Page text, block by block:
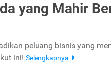
yang Mahir
peluang bisnis yang
ini! Selengkapnya